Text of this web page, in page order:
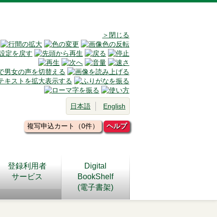
＞閉じる
日本語 English
複写申込カート（0件） ヘルプ
登録利用者
サービス
Digital
BookShelf
(電子書架)